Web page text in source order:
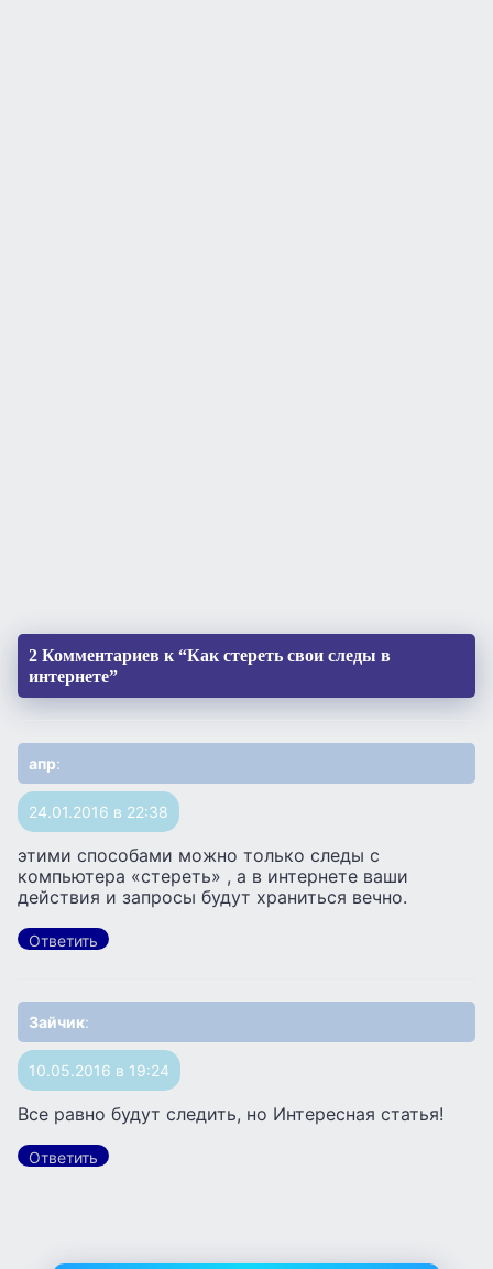
2 Комментариев к “Как стереть свои следы в
интернете”
апр:
24.01.2016 в 22:38
этими способами можно только следы с
компьютера «стереть» , а в интернете ваши
действия и запросы будут храниться вечно.
Ответить
Зайчик:
10.05.2016 в 19:24
Все равно будут следить, но Интересная статья!
Ответить